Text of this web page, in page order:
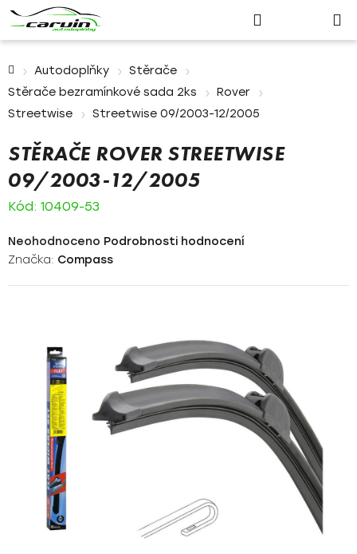
Přihlášení
košík
Autodoplňky
Stěrače
Stěrače bezramínkové sada 2ks
Rover
Streetwise
Streetwise 09/2003-12/2005
STĚRAČE ROVER STREETWISE
09/2003-12/2005
Kód: 10409-53
Průměrné
hodnocení
hvězdiček.
Neohodnoceno Podrobnosti hodnocení
Značka: Compass